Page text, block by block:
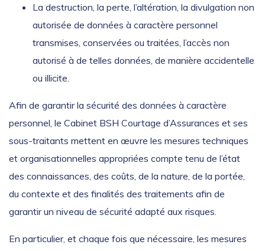
La destruction, la perte, l’altération, la divulgation non
autorisée de données à caractère personnel
transmises, conservées ou traitées, l’accès non
autorisé à de telles données, de manière accidentelle
ou illicite.
Afin de garantir la sécurité des données à caractère
personnel, le Cabinet BSH Courtage d’Assurances et ses
sous-traitants mettent en œuvre les mesures techniques
et organisationnelles appropriées compte tenu de l’état
des connaissances, des coûts, de la nature, de la portée,
du contexte et des finalités des traitements afin de
garantir un niveau de sécurité adapté aux risques.
En particulier, et chaque fois que nécessaire, les mesures